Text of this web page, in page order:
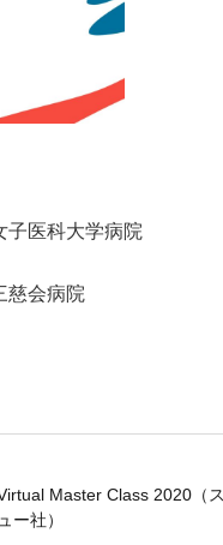
子医科大学病院
慈会病院
Master Class 2020（
ー社）